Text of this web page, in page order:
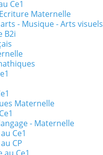
Ce1
Maternelle
- Musique - Arts visuels
B2i
Maternelle
- Maternelle
Ce1
CP